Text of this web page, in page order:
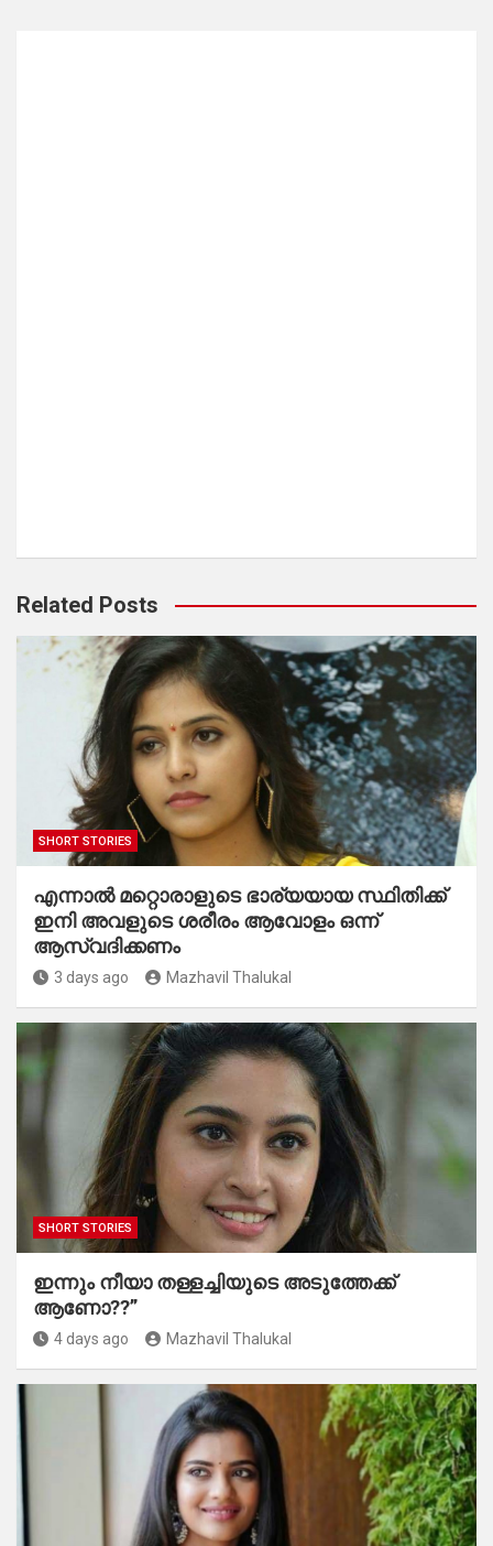
Related Posts
SHORT STORIES
എന്നാൽ മറ്റൊരാളുടെ ഭാര്യയായ സ്ഥിതിക്ക്
ഇനി അവളുടെ ശരീരം ആവോളം ഒന്ന്
ആസ്വദിക്കണം
3 days ago Mazhavil Thalukal
SHORT STORIES
ഇന്നും നീയാ തള്ളച്ചിയുടെ അടുത്തേക്ക്
ആണോ??”
4 days ago Mazhavil Thalukal